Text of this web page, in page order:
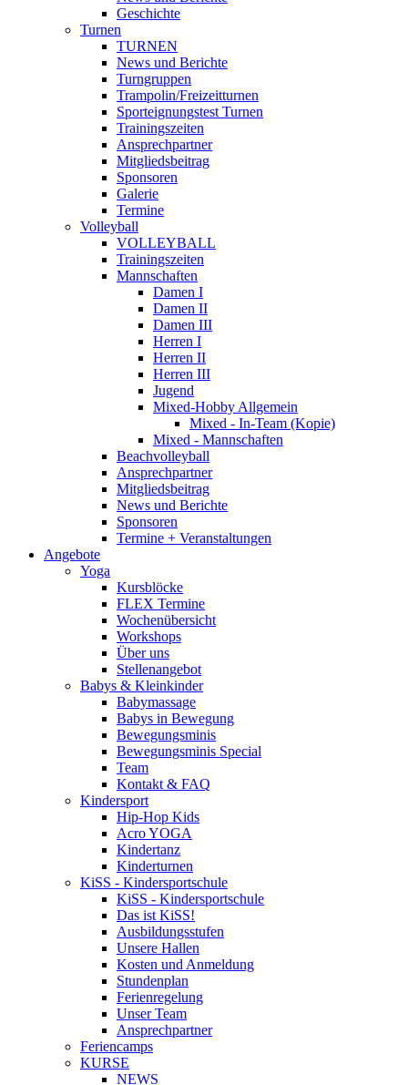
Geschichte
Turnen
TURNEN
News und Berichte
Turngruppen
Trampolin/Freizeitturnen
Sporteignungstest Turnen
Trainingszeiten
Ansprechpartner
Mitgliedsbeitrag
Sponsoren
Galerie
Termine
Volleyball
VOLLEYBALL
Trainingszeiten
Mannschaften
Damen I
Damen II
Damen III
Herren I
Herren II
Herren III
Jugend
Mixed-Hobby Allgemein
Mixed - In-Team (Kopie)
Mixed - Mannschaften
Beachvolleyball
Ansprechpartner
Mitgliedsbeitrag
News und Berichte
Sponsoren
Termine + Veranstaltungen
Angebote
Yoga
Kursblöcke
FLEX Termine
Wochenübersicht
Workshops
Über uns
Stellenangebot
Babys & Kleinkinder
Babymassage
Babys in Bewegung
Bewegungsminis
Bewegungsminis Special
Team
Kontakt & FAQ
Kindersport
Hip-Hop Kids
Acro YOGA
Kindertanz
Kinderturnen
KiSS - Kindersportschule
KiSS - Kindersportschule
Das ist KiSS!
Ausbildungsstufen
Unsere Hallen
Kosten und Anmeldung
Stundenplan
Ferienregelung
Unser Team
Ansprechpartner
Feriencamps
KURSE
NEWS